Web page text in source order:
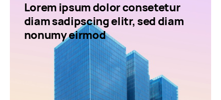
Lorem ipsum dolor consetetur
diam sadipscing elitr, sed diam
nonumy eirmod